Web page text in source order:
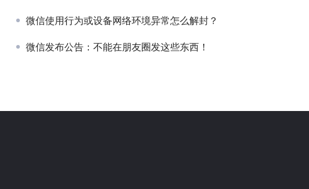
微信使用行为或设备网络环境异常怎么解封？
微信发布公告：不能在朋友圈发这些东西！